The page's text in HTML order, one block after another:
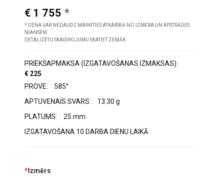
€ 1 755
* CENA VAR NEDAUDZ MAINĪTIES ATKARĪBĀ NO IZMĒRA UN APSTRĀDES
NIANSĒM.
DETALIZĒTU SKAIDROJUMU SKATIET ZEMĀK
PRIEKŠAPMAKSA (IZGATAVOŠANAS IZMAKSAS):
€ 225
PROVE:
585°
APTUVENAIS SVARS:
13.30 g
PLATUMS:
25 mm
IZGATAVOŠANA 10 DARBA DIENU LAIKĀ
* Izmērs